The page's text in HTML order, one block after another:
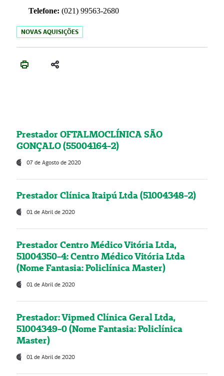
Telefone: (021) 99563-2680
NOVAS AQUISIÇÕES
Prestador OFTALMOCLÍNICA SÃO
GONÇALO (55004164-2)
07 de Agosto de 2020
Prestador Clínica Itaipú Ltda (51004348-2)
01 de Abril de 2020
Prestador Centro Médico Vitória Ltda,
51004350-4: Centro Médico Vitória Ltda
(Nome Fantasia: Policlínica Master)
01 de Abril de 2020
Prestador: Vipmed Clínica Geral Ltda,
51004349-0 (Nome Fantasia: Policlínica
Master)
01 de Abril de 2020